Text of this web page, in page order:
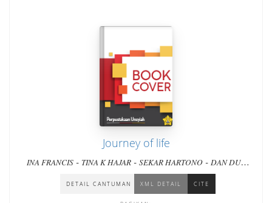
Journey of life
INA FRANCIS - TINA K HAJAR - SEKAR HARTONO - DAN DUA
BRYTJE GERADUS-WIWIN QOYUMA
AGUSTUTI SUPARTININGSIH
DETAIL CANTUMAN XML DETAIL CITE